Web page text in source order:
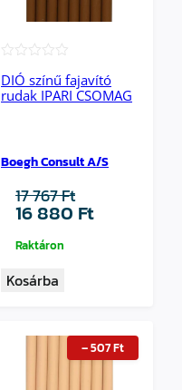
DIÓ színű fajavító
rudak IPARI CSOMAG
Boegh Consult A/S
17 767Ft
Original
was:
767 Ft.
16 880 FtCurrent
Raktáron
Kosárba
–507Ft